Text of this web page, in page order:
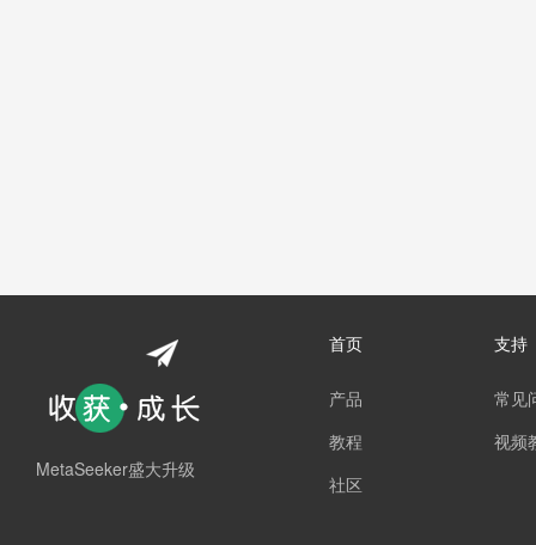
MetaSeeker盛大升级
首页
产品
教程
社区
支持
常见
视频